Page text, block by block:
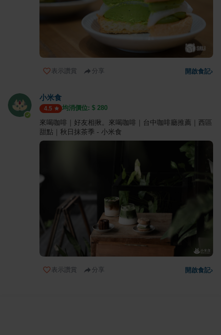
表示讚賞 分享 開啟食記›
小米食
4.5 均消價位: $ 280
來喝咖啡｜好友相揪。來喝咖啡｜台中咖啡廳推薦｜西區
甜點｜秋日抹茶季 - 小米食
表示讚賞 分享 開啟食記›